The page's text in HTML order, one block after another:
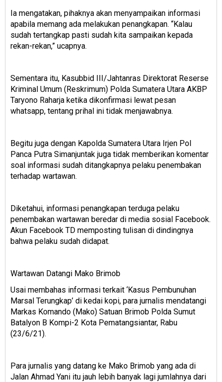
Ia mengatakan, pihaknya akan menyampaikan informasi
apabila memang ada melakukan penangkapan. “Kalau
sudah tertangkap pasti sudah kita sampaikan kepada
rekan-rekan,” ucapnya.
Sementara itu, Kasubbid III/Jahtanras Direktorat Reserse
Kriminal Umum (Reskrimum) Polda Sumatera Utara AKBP
Taryono Raharja ketika dikonfirmasi lewat pesan
whatsapp, tentang prihal ini tidak menjawabnya.
Begitu juga dengan Kapolda Sumatera Utara Irjen Pol
Panca Putra Simanjuntak juga tidak memberikan komentar
soal informasi sudah ditangkapnya pelaku penembakan
terhadap wartawan.
Diketahui, informasi penangkapan terduga pelaku
penembakan wartawan beredar di media sosial Facebook.
Akun Facebook TD memposting tulisan di dindingnya
bahwa pelaku sudah didapat.
Wartawan Datangi Mako Brimob
Usai membahas informasi terkait ‘Kasus Pembunuhan
Marsal Terungkap’ di kedai kopi, para jurnalis mendatangi
Markas Komando (Mako) Satuan Brimob Polda Sumut
Batalyon B Kompi-2 Kota Pematangsiantar, Rabu
(23/6/21).
Para jurnalis yang datang ke Mako Brimob yang ada di
Jalan Ahmad Yani itu jauh lebih banyak lagi jumlahnya dari